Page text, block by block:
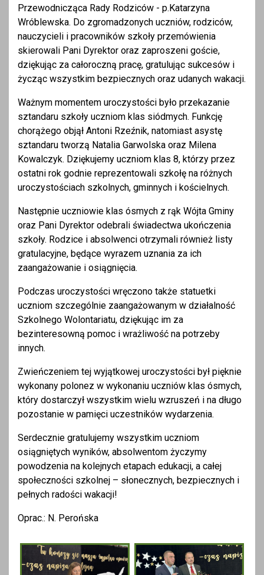
Przewodnicząca Rady Rodziców - p.Katarzyna
Wróblewska. Do zgromadzonych uczniów, rodziców,
nauczycieli i pracowników szkoły przemówienia
skierowali Pani Dyrektor oraz zaproszeni goście,
dziękując za całoroczną pracę, gratulując sukcesów i
życząc wszystkim bezpiecznych oraz udanych wakacji.
Ważnym momentem uroczystości było przekazanie
sztandaru szkoły uczniom klas siódmych. Funkcję
chorążego objął Antoni Rzeźnik, natomiast asystę
sztandaru tworzą Natalia Garwolska oraz Milena
Kowalczyk. Dziękujemy uczniom klas 8, którzy przez
ostatni rok godnie reprezentowali szkołę na różnych
uroczystościach szkolnych, gminnych i kościelnych.
Następnie uczniowie klas ósmych z rąk Wójta Gminy
oraz Pani Dyrektor odebrali świadectwa ukończenia
szkoły. Rodzice i absolwenci otrzymali również listy
gratulacyjne, będące wyrazem uznania za ich
zaangażowanie i osiągnięcia.
Podczas uroczystości wręczono także statuetki
uczniom szczególnie zaangażowanym w działalność
Szkolnego Wolontariatu, dziękując im za
bezinteresowną pomoc i wrażliwość na potrzeby
innych.
Zwieńczeniem tej wyjątkowej uroczystości był pięknie
wykonany polonez w wykonaniu uczniów klas ósmych,
który dostarczył wszystkim wielu wzruszeń i na długo
pozostanie w pamięci uczestników wydarzenia.
Serdecznie gratulujemy wszystkim uczniom
osiągniętych wyników, absolwentom życzymy
powodzenia na kolejnych etapach edukacji, a całej
społeczności szkolnej – słonecznych, bezpiecznych i
pełnych radości wakacji!
Oprac.: N. Perońska